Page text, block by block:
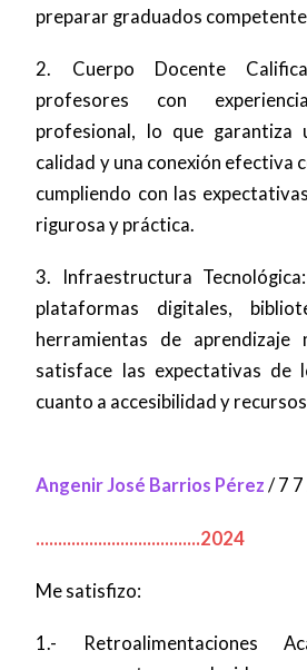
preparar graduados
2. Cuerpo Docente
profesores con
profesional, lo que garantiza
calidad y una conexión efectiva
cumpliendo con las
rigurosa y práctica.
3. Infraestructura
plataformas digitales,
herramientas de aprendizaje
satisface las expectativas de
cuanto a accesibilidad y
Angenir José Barrios Pérez / 7
.....................................2024
Me satisfizo:
1.- Retroalimentaciones